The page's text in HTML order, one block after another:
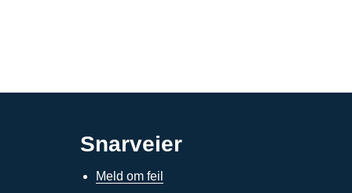
Snarveier
Meld om feil